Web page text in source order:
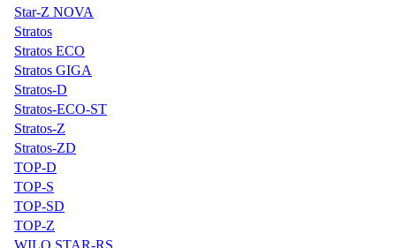
Star-Z NOVA
Stratos
Stratos ECO
Stratos GIGA
Stratos-D
Stratos-ECO-ST
Stratos-Z
Stratos-ZD
TOP-D
TOP-S
TOP-SD
TOP-Z
WILO STAR-RS